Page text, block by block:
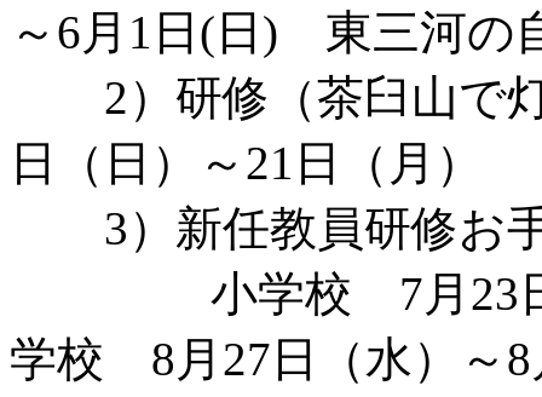
～6月1日(日) 東三河の
2）研修（茶臼山で灯
日（日）～21日（月）
3）新任教員研修お
小学校 7月23日（
学校 8月27日（水）～8